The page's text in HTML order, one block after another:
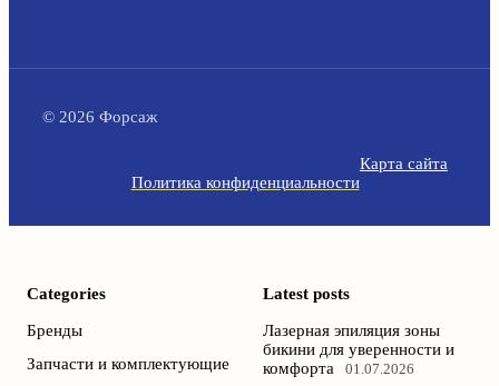
© 2026 Форсаж
Карта сайта
Политика конфиденциальности
Categories
Бренды
Запчасти и комплектующие
Latest posts
Лазерная эпиляция зоны
бикини для уверенности и
комфорта
01.07.2026